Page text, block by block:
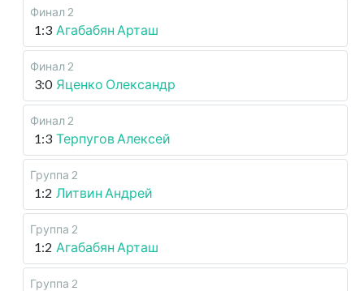
Финал 2
1:3 Агабабян Арташ
Финал 2
3:0 Яценко Олександр
Финал 2
1:3 Терпугов Алексей
Группа 2
1:2 Литвин Андрей
Группа 2
1:2 Агабабян Арташ
Группа 2